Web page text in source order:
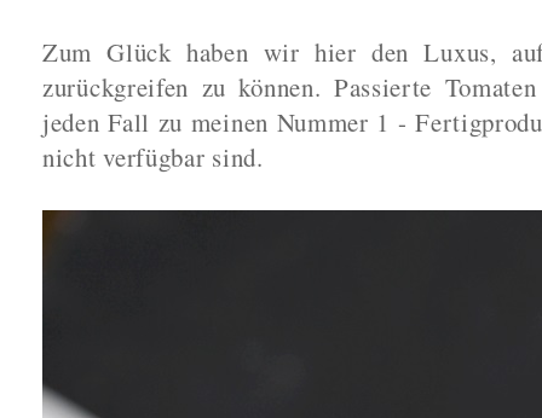
Zum Glück haben wir hier den Luxus,
zurückgreifen zu können. Passierte
jeden Fall zu meinen Nummer 1 -
nicht verfügbar sind.